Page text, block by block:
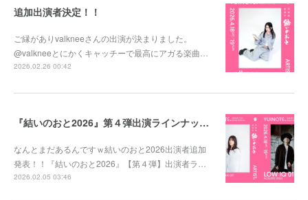
追加出演者決定！！
ご縁がありvalkneeさんの出演が決まりました。
@valkneeとにかくキャッチーで最高にアガる楽曲…
2026.02.26 00:42
『結いのおと2026』第４弾出演ラインナップ発表！！
なんとまだあるんですｗ結いのおと2026出演者追加
発表！！『結いのおと2026』【第４弾】出演者ラ…
2026.02.05 03:46